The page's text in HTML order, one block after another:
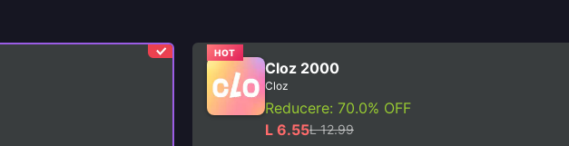
HOT
Cloz 2000
Cloz
Reducere: 70.0% OFF
L 6.55L 12.99